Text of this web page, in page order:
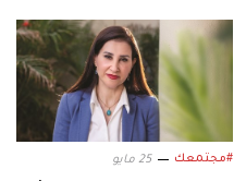
#مجتمعك 25 مايو